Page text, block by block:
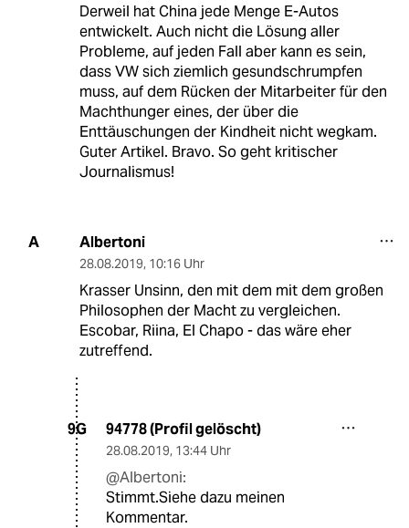
Derweil hat China jede Menge E-Autos
entwickelt. Auch nicht die Lösung aller
Probleme, auf jeden Fall aber kann es sein,
dass VW sich ziemlich gesundschrumpfen
muss, auf dem Rücken der Mitarbeiter für den
Machthunger eines, der über die
Enttäuschungen der Kindheit nicht wegkam.
Guter Artikel. Bravo. So geht kritischer
Journalismus!
A Albertoni
28.08.2019, 10:16 Uhr
Krasser Unsinn, den mit dem mit dem großen
Philosophen der Macht zu vergleichen.
Escobar, Riina, El Chapo - das wäre eher
zutreffend.
9G 94778 (Profil gelöscht)
28.08.2019, 13:44 Uhr
@Albertoni:
Stimmt.Siehe dazu meinen
Kommentar.